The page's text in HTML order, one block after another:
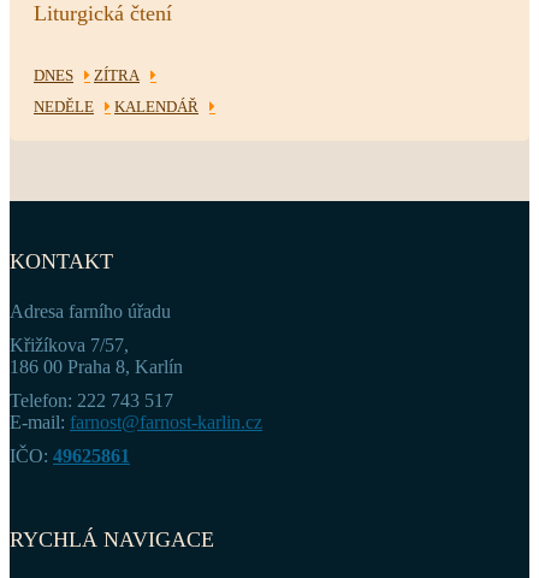
Liturgická čtení
DNES
ZÍTRA
NEDĚLE
KALENDÁŘ
KONTAKT
Adresa farního úřadu
Křižíkova 7/57,
186 00 Praha 8, Karlín
Telefon: 222 743 517
E-mail: farnost@farnost-karlin.cz
IČO: 49625861
RYCHLÁ NAVIGACE